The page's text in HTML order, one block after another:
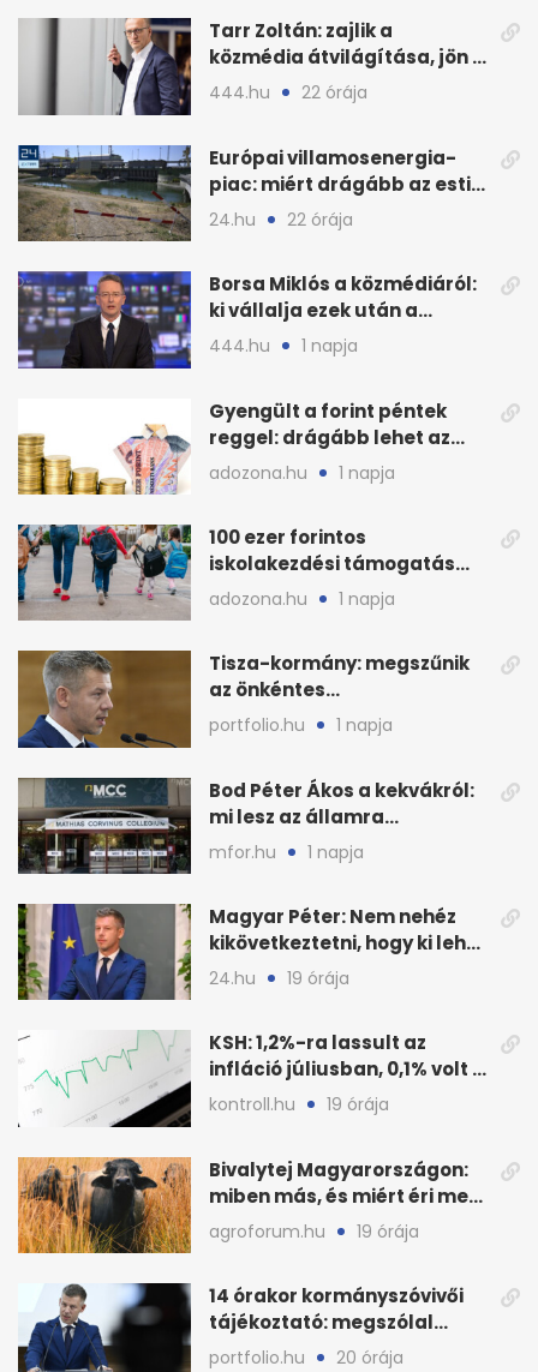
Tarr Zoltán: zajlik a
közmédia átvilágítása, jön a
nyilvános véleményezés
444.hu 22 órája
Európai villamosenergia-
piac: miért drágább az esti
áram Magyarországon
24.hu 22 órája
Borsa Miklós a közmédiáról:
ki vállalja ezek után a
munkát?
444.hu 1 napja
Gyengült a forint péntek
reggel: drágább lehet az
euró és a dollár
adozona.hu 1 napja
100 ezer forintos
iskolakezdési támogatás
2026 őszén: adózás,
munkáltatói plusz
adozona.hu 1 napja
Tisza-kormány: megszűnik
az önkéntes
fogyasztáscsökkentés
portfolio.hu 1 napja
Bod Péter Ákos a kekvákról:
mi lesz az államra
visszaszálló vagyonnal?
mfor.hu 1 napja
Magyar Péter: Nem nehéz
kikövetkeztetni, hogy ki lehet
a három jelölt
24.hu 19 órája
KSH: 1,2%-ra lassult az
infláció júliusban, 0,1% volt a
havi áresés
kontroll.hu 19 órája
Bivalytej Magyarországon:
miben más, és miért éri meg
feldolgozni?
agroforum.hu 19 órája
14 órakor kormányszóvivői
tájékoztató: megszólal
Magyar Péter is
portfolio.hu 20 órája